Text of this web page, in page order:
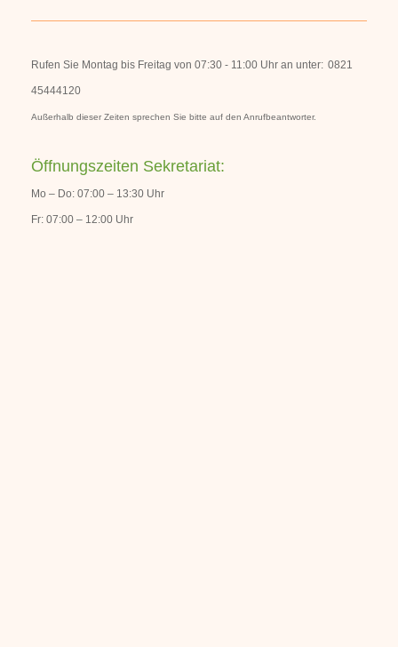
Rufen Sie Montag bis Freitag von 07:30 - 11:00 Uhr an unter: 0821
45444120
Außerhalb dieser Zeiten sprechen Sie bitte auf den Anrufbeantworter.
Öffnungszeiten Sekretariat:
Mo – Do: 07:00 – 13:30 Uhr
Fr: 07:00 – 12:00 Uhr